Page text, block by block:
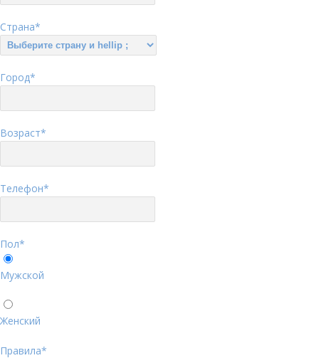
Страна*
Город*
Возраст*
Телефон*
Пол*
Мужской
Женский
Правила*